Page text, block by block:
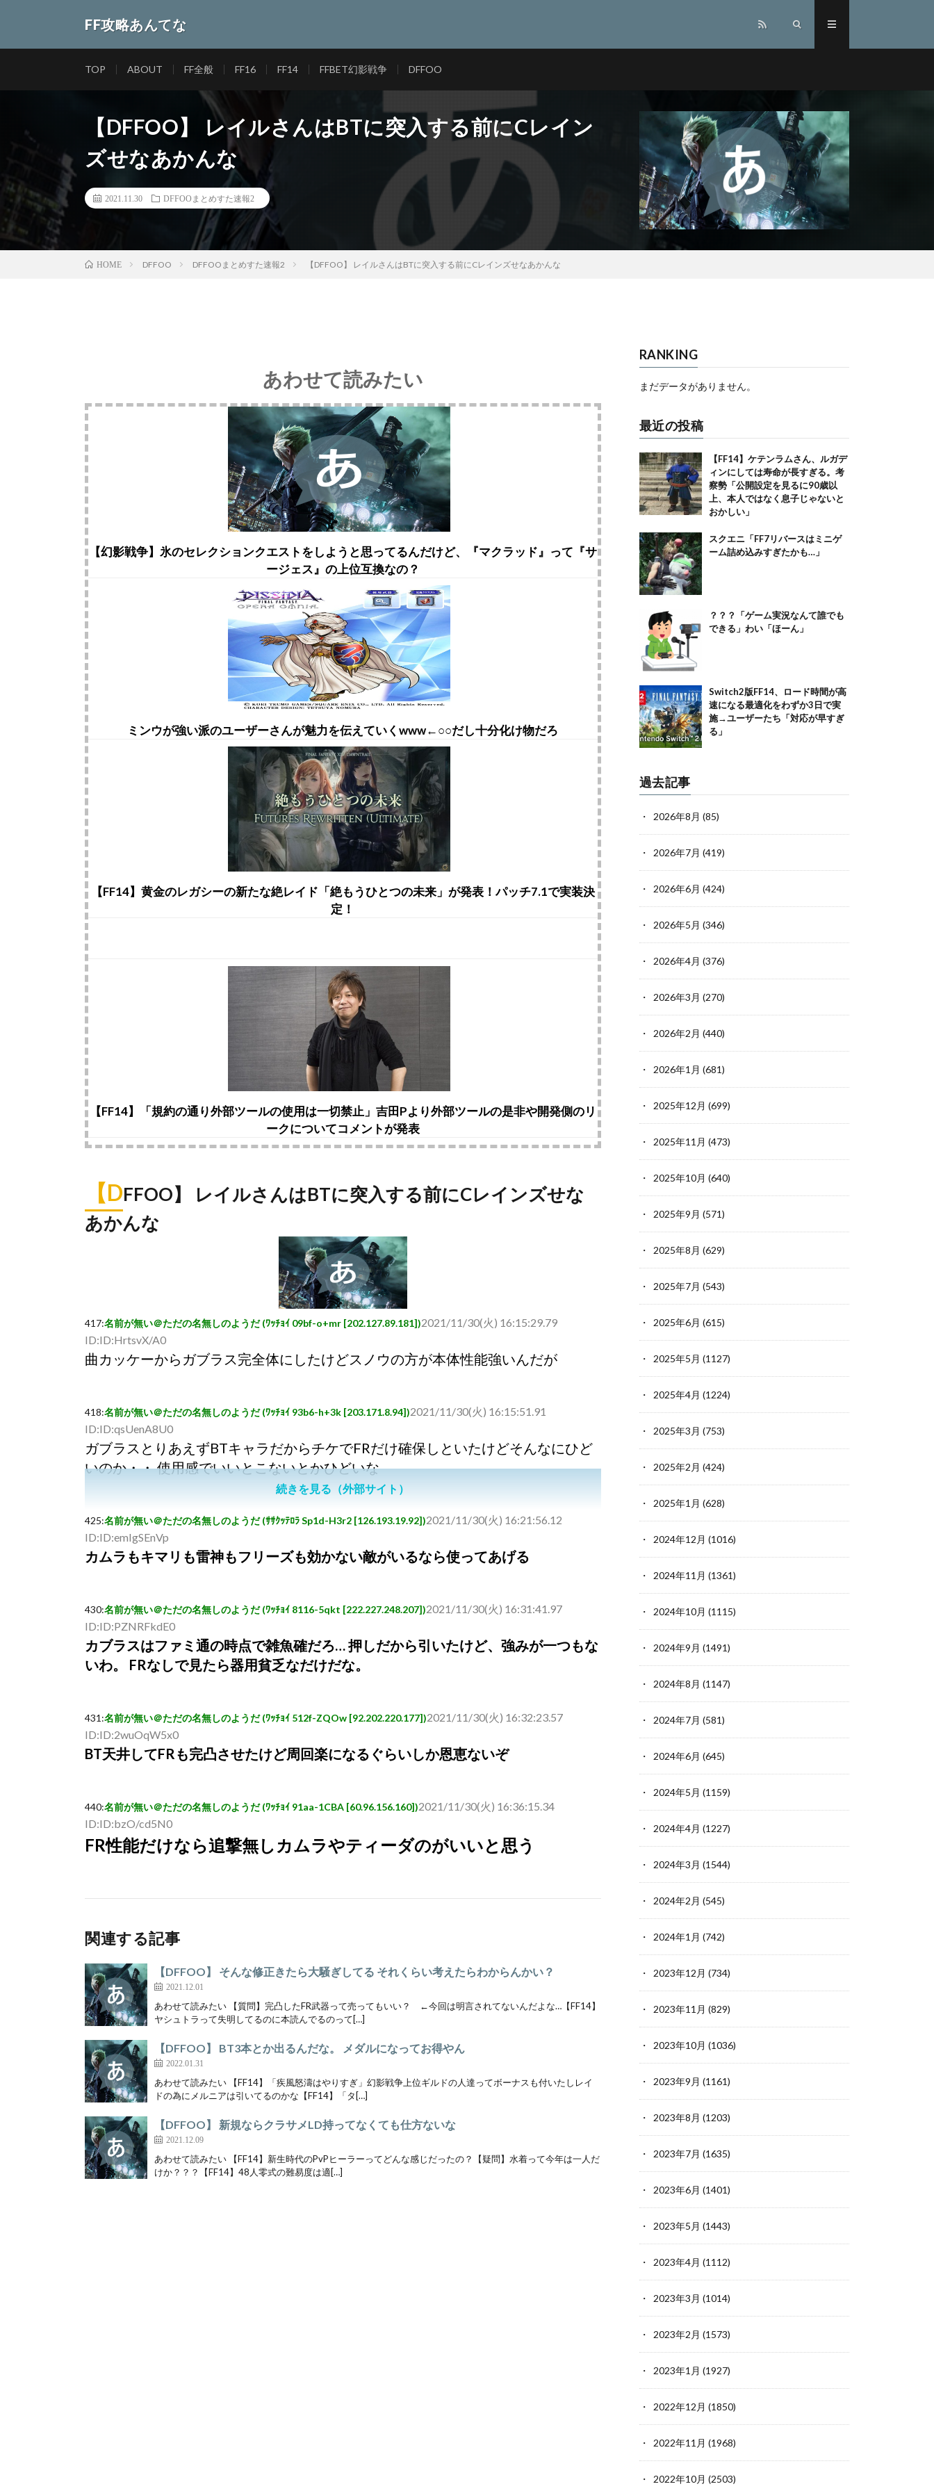
FF攻略あんてな
TOP ABOUT FF全般 FF16 FF14 FFBET幻影戦争 DFFOO
【DFFOO】 レイルさんはBTに突入する前にCレイン
ズせなあかんな
2021.11.30 DFFOOまとめすた速報2
HOME DFFOO DFFOOまとめすた速報2 【DFFOO】 レイルさんはBTに突入する前にCレインズせなあかんな
あわせて読みたい
【幻影戦争】氷のセレクションクエストをしようと思ってるんだけど、『マクラッド』って『サ
ージェス』の上位互換なの？
ミンウが強い派のユーザーさんが魅力を伝えていくwww←○○だし十分化け物だろ
【FF14】黄金のレガシーの新たな絶レイド「絶もうひとつの未来」が発表！パッチ7.1で実装決
定！
【FF14】「規約の通り外部ツールの使用は一切禁止」吉田Pより外部ツールの是非や開発側のリ
ークについてコメントが発表
【DFFOO】 レイルさんはBTに突入する前にCレインズせな
あかんな
417:名前が無い＠ただの名無しのようだ (ﾜｯﾁｮｲ 09bf-o+mr [202.127.89.181])2021/11/30(火) 16:15:29.79
ID:ID:HrtsvX/A0
曲カッケーからガブラス完全体にしたけどスノウの方が本体性能強いんだが
418:名前が無い＠ただの名無しのようだ (ﾜｯﾁｮｲ 93b6-h+3k [203.171.8.94])2021/11/30(火) 16:15:51.91
ID:ID:qsUenA8U0
ガブラスとりあえずBTキャラだからチケでFRだけ確保しといたけどそんなにひど
いのか・・ 使用感でいいとこないとかひどいな
425:名前が無い＠ただの名無しのようだ (ｻｻｸｯﾃﾛﾗ Sp1d-H3r2 [126.193.19.92])2021/11/30(火) 16:21:56.12
ID:ID:emIgSEnVp
カムラもキマリも雷神もフリーズも効かない敵がいるなら使ってあげる
430:名前が無い＠ただの名無しのようだ (ﾜｯﾁｮｲ 8116-5qkt [222.227.248.207])2021/11/30(火) 16:31:41.97
ID:ID:PZNRFkdE0
カブラスはファミ通の時点で雑魚確だろ… 押しだから引いたけど、強みが一つもな
いわ。 FRなしで見たら器用貧乏なだけだな。
431 :名前が無い＠ただの名無しのようだ (ﾜｯﾁｮｲ 512f-ZQOw [92.202.220.177])2021/11/30(火) 16:32:23.57
ID:ID:2wuOqW5x0
BT天井してFRも完凸させたけど周回楽になるぐらいしか恩恵ないぞ
440:名前が無い＠ただの名無しのようだ (ﾜｯﾁｮｲ 91aa-1CBA [60.96.156.160])2021/11/30(火) 16:36:15.34
ID:ID:bzO/cd5N0
FR性能だけなら追撃無しカムラやティーダのがいいと思う
443:名前が無い＠ただの名無しのようだ (ﾜｯﾁｮｲ 11b9-ZQOw [124.145.192.65])2021/11/30(火) 16:37:27.11
みんなFRなしのオート周回どうしてる？ とりあえず２アビとEXのみにしたガブラ
ス共闘もあるんだよね…
元スレ：https://krsw.5ch.net/test/read.cgi/ff/1638230224
続きを見る（外部サイト）
関連する記事
【DFFOO】 そんな修正きたら大騒ぎしてる それくらい考えたらわからんかい？
2021.12.01
あわせて読みたい 【質問】完凸したFR武器って売ってもいい？ ←今回は明言されてないんだよな…【FF14】
ヤシュトラって失明してるのに本読んでるのって[…]
【DFFOO】 BT3本とか出るんだな。 メダルになってお得やん
2022.01.31
あわせて読みたい 【FF14】「疾風怒濤はやりすぎ」幻影戦争上位ギルドの人達ってボーナスも付いたしレイ
ドの為にメルニアは引いてるのかな【FF14】「タ[…]
【DFFOO】 新規ならクラサメLD持ってなくても仕方ないな
2021.12.09
あわせて読みたい 【FF14】新生時代のPvPヒーラーってどんな感じだったの？【疑問】水着って今年は一人だ
けか？？？【FF14】48人零式の難易度は適[…]
RANKING
まだデータがありません。
最近の投稿
【FF14】ケテンラムさん、ルガデ
ィンにしては寿命が長すぎる。考
察勢「公開設定を見るに90歳以
上、本人ではなく息子じゃないと
おかしい」
スクエニ「FF7リバースはミニゲ
ーム詰め込みすぎたかも…」
？？？「ゲーム実況なんて誰でも
できる」わい「ほーん」
Switch2版FF14、ロード時間が高
速になる最適化をわずか3日で実
施→ユーザーたち「対応が早すぎ
る」
過去記事
2026年8月 (85)
2026年7月 (419)
2026年6月 (424)
2026年5月 (346)
2026年4月 (376)
2026年3月 (270)
2026年2月 (440)
2026年1月 (681)
2025年12月 (699)
2025年11月 (473)
2025年10月 (640)
2025年9月 (571)
2025年8月 (629)
2025年7月 (543)
2025年6月 (615)
2025年5月 (1127)
2025年4月 (1224)
2025年3月 (753)
2025年2月 (424)
2025年1月 (628)
2024年12月 (1016)
2024年11月 (1361)
2024年10月 (1115)
2024年9月 (1491)
2024年8月 (1147)
2024年7月 (581)
2024年6月 (645)
2024年5月 (1159)
2024年4月 (1227)
2024年3月 (1544)
2024年2月 (545)
2024年1月 (742)
2023年12月 (734)
2023年11月 (829)
2023年10月 (1036)
2023年9月 (1161)
2023年8月 (1203)
2023年7月 (1635)
2023年6月 (1401)
2023年5月 (1443)
2023年4月 (1112)
2023年3月 (1014)
2023年2月 (1573)
2023年1月 (1927)
2022年12月 (1850)
2022年11月 (1968)
2022年10月 (2503)